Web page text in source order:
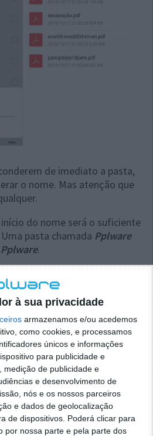
à sua privacidade
armazenamos e/ou acedemos
como cookies, e processamos
únicos e informações
para publicidade e
medição de publicidade e
e desenvolvimento de
nós e os nossos parceiros
e dados de geolocalização
de dispositivos. Poderá clicar para
por nossa parte e pela parte dos
de imediato a pasta,
o nome. Mas atenção que
do nome será o suficiente
pasta chamada Pplware
.
uma pasta no Android
precisar de aceder à pasta
Para o fazerem
de ficheiro, à zona de
a opçãoExibição de ficheiros
o gestor tenha este